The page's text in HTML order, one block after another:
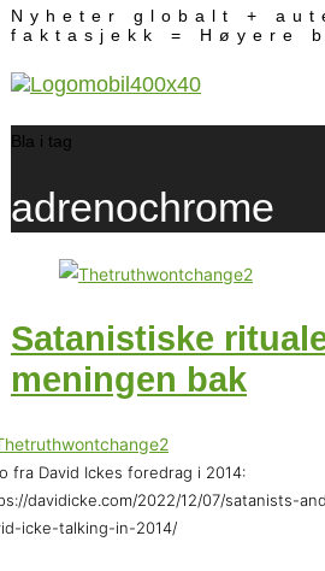
Nyheter globalt +
faktasjekk = Høyere
Bla i tag
adrenochrome
Satanistiske
meningen bak
fra David Ickes foredrag i 2014:
davidicke.com/2022/12/07/satanists-
icke-talking-in-2014/